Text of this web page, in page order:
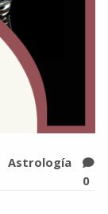
0
Astrología